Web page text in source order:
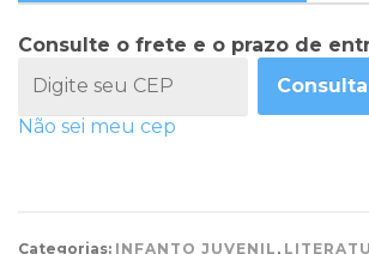
Consulte o frete e o prazo de
Não sei meu cep
Categorias: INFANTO JUVENIL ,